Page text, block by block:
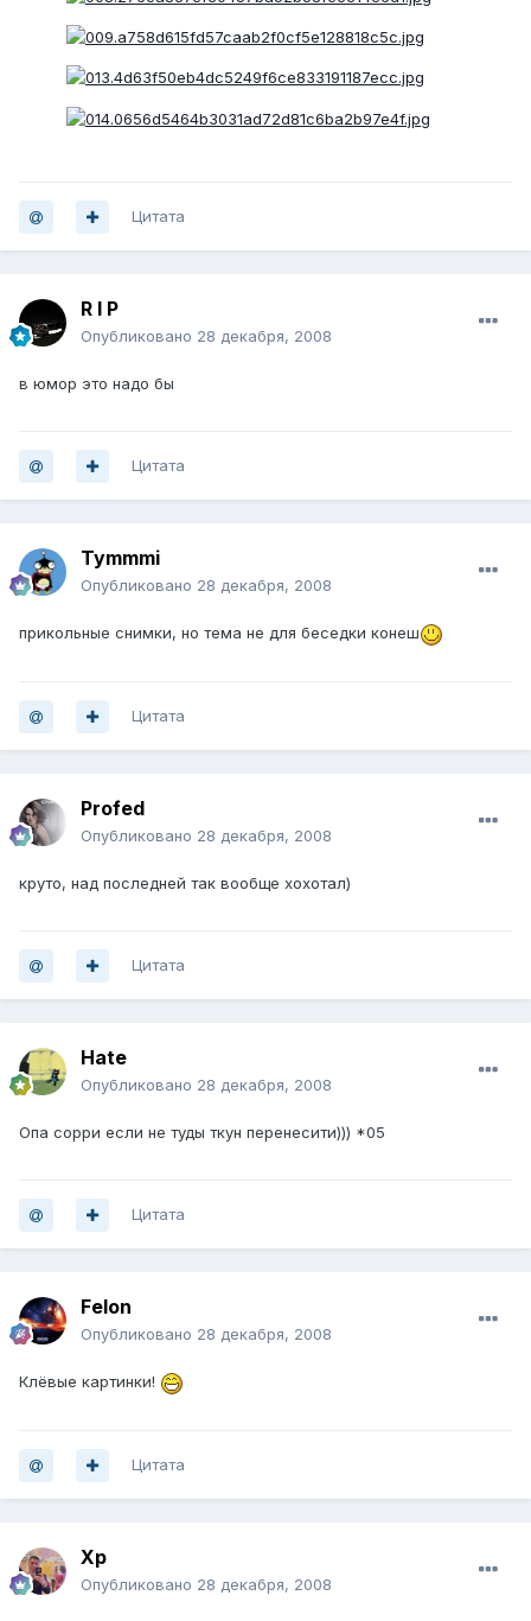
Цитата
R I P
Опубликовано 28 декабря, 2008
в юмор это надо бы
Цитата
Tymmmi
Опубликовано 28 декабря, 2008
прикольные снимки, но тема не для беседки конеш
Цитата
Profed
Опубликовано 28 декабря, 2008
круто, над последней так вообще хохотал)
Цитата
Hate
Опубликовано 28 декабря, 2008
Опа сорри если не туды ткун перенесити))) *05
Цитата
Felon
Опубликовано 28 декабря, 2008
Клёвые картинки!
Цитата
Хр
Опубликовано 28 декабря, 2008